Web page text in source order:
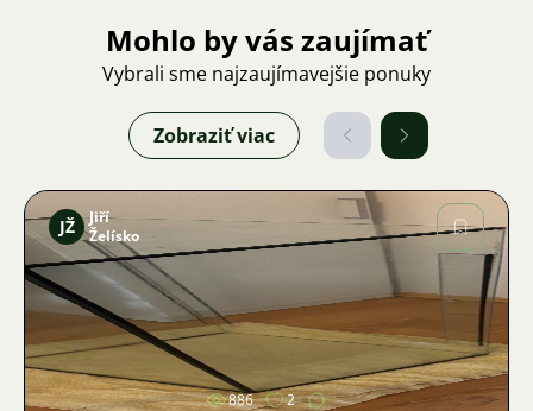
Mohlo by vás zaujímať
Vybrali sme najzaujímavejšie ponuky
Zobraziť viac
Obrázok
JŽ
Jiří
Želísko
886 2